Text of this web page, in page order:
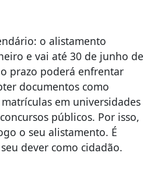
o alistamento
e vai até 30 de junho de
prazo poderá enfrentar
documentos como
em universidades
públicos. Por isso,
o seu alistamento. É
dever como cidadão.